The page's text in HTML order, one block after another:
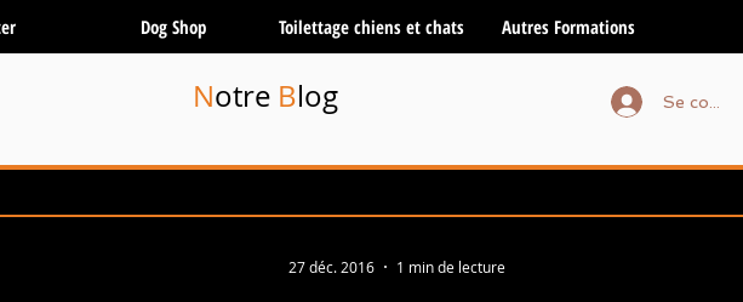
Dog Shop Toilettage chiens et chats Autres Formations
Se
Notre Blog
27 déc. 2016 1 min de lecture